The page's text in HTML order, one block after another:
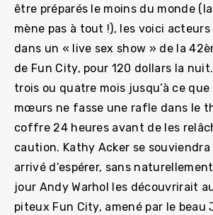
être préparés le moins du monde
mène pas à tout !), les voici
dans un « live sex show » de la
de Fun City, pour 120 dollars la
trois ou quatre mois jusqu’à ce que
mœurs ne fasse une rafle dans le
coffre 24 heures avant de les
caution. Kathy Acker se
arrivé d’espérer, sans
jour Andy Warhol les découvrirait
piteux Fun City, amené par le beau